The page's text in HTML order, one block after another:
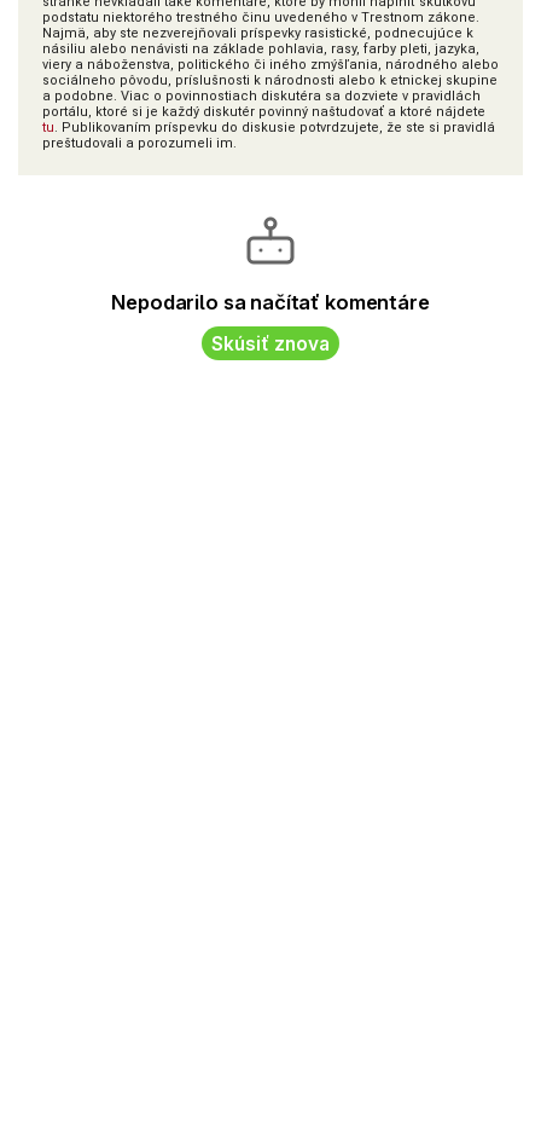
podstatu niektorého trestného činu uvedeného v Trestnom zákone.
Najmä, aby ste nezverejňovali príspevky rasistické, podnecujúce k
násiliu alebo nenávisti na základe pohlavia, rasy, farby pleti, jazyka,
viery a náboženstva, politického či iného zmýšľania, národného alebo
sociálneho pôvodu, príslušnosti k národnosti alebo k etnickej skupine
a podobne. Viac o povinnostiach diskutéra sa dozviete v pravidlách
portálu, ktoré si je každý diskutér povinný naštudovať a ktoré nájdete
tu. Publikovaním príspevku do diskusie potvrdzujete, že ste si pravidlá
preštudovali a porozumeli im.